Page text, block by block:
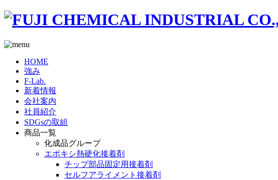
HOME
強み
F-Lab.
新着情報
会社案内
社員紹介
SDGsの取組
商品一覧
化成品グループ
エポキシ熱硬化接着剤
チップ部品固定用接着剤
セルフアライメント接着剤